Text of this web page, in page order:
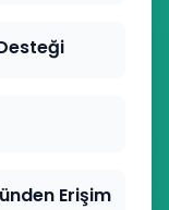
Erişim